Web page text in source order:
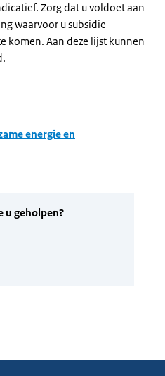
Zorg dat u voldoet aan
waarvoor u subsidie
komen. Aan deze lijst kunnen
energie en